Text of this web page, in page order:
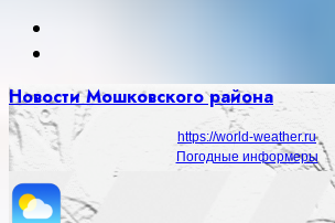
Новости Мошковского района
https://world-weather.ru
Погодные информеры